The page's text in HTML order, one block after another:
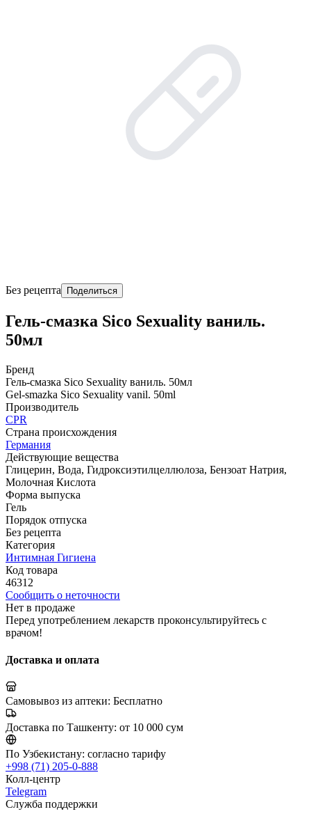
Без рецепта Поделиться
Гель-смазка Sico Sexuality ваниль.
50мл
Бренд
Гель-смазка Sico Sexuality ваниль. 50мл
Gel-smazka Sico Sexuality vanil. 50ml
Производитель
CPR
Страна происхождения
Германия
Действующие вещества
Глицерин, Вода, Гидроксиэтилцеллюлоза, Бензоат Натрия,
Молочная Кислота
Форма выпуска
Гель
Порядок отпуска
Без рецепта
Категория
Интимная Гигиена
Код товара
46312
Сообщить о неточности
Нет в продаже
Перед употреблением лекарств проконсультируйтесь с
врачом!
Доставка и оплата
Самовывоз из аптеки: Бесплатно
Доставка по Ташкенту: от 10 000 сум
По Узбекистану: согласно тарифу
+998 (71) 205-0-888
Колл-центр
Telegram
Служба поддержки